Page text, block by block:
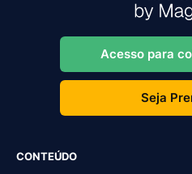
Acesso para
Seja
CONTEÚDO